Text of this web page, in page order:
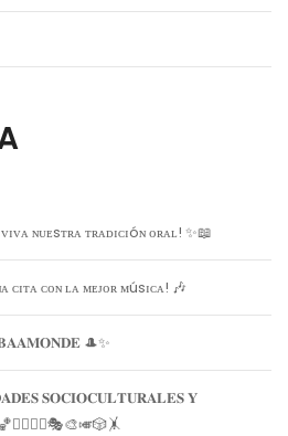
ɴᴜᴇsᴛʀᴀ ᴛʀᴀᴅɪᴄɪóɴ ᴏʀᴀʟ! ✨📖
ᴄɪᴛᴀ ᴄᴏɴ ʟᴀ ᴍᴇᴊᴏʀ ᴍúsɪᴄᴀ! 🎶
🎩✨
𝐒𝐎𝐂𝐈𝐎𝐂𝐔𝐋𝐓𝐔𝐑𝐀𝐋𝐄𝐒 𝐘